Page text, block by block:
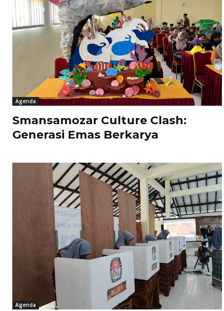
Agenda
Smansamozar Culture Clash:
Generasi Emas Berkarya
Agenda